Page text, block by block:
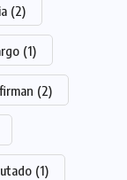
(2)
(1)
(2)
(1)